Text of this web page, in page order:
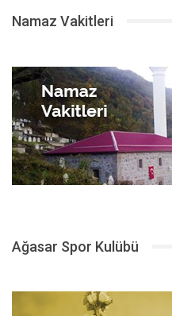
Namaz Vakitleri
Ağasar Spor Kulübü